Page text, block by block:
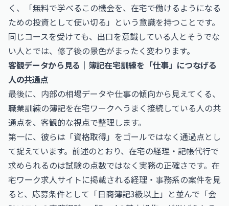
く、「無料で学べるこの機会を、在宅で働けるようになる
ための投資として使い切る」という意識を持つことです。
同じコースを受けても、出口を意識している人とそうでな
い人とでは、修了後の景色がまったく変わります。
客観データから見る｜簿記在宅訓練を「仕事」につなげる
人の共通点
最後に、内部の相場データや仕事の傾向から見えてくる、
職業訓練の簿記を在宅ワークへうまく接続している人の共
通点を、客観的な視点で整理します。
第一に、彼らは「資格取得」をゴールではなく通過点とし
て捉えています。前述のとおり、在宅の経理・記帳代行で
求められるのは試験の点数ではなく実務の正確さです。在
宅ワーク求人サイトに掲載される経理・事務系の案件を見
ると、応募条件として「日商簿記3級以上」と並んで「会